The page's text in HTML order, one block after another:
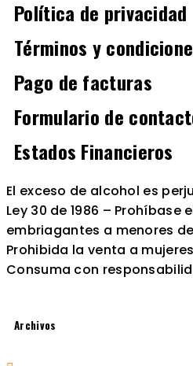
Política de privacidad
Términos y
Pago de facturas
Formulario de
Estados Financieros
El exceso de alcohol es
Ley 30 de 1986 – Prohíbase
embriagantes a menores de
Prohibida la venta a
Consuma con
Archivos